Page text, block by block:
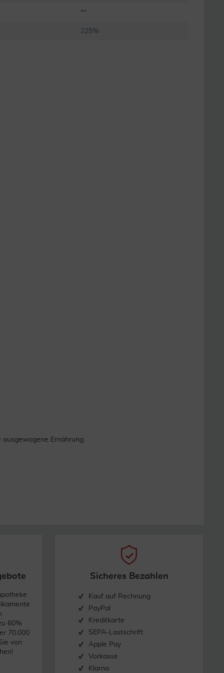
**
225%
Ernährung.
60%
70.000
von
Sicheres Bezahlen
Kauf auf Rechnung
PayPal
Kreditkarte
SEPA-Lastschrift
Apple Pay
Vorkasse
Klarna